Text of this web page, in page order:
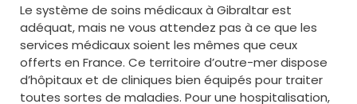
Le système de soins médicaux à Gibraltar est
adéquat, mais ne vous attendez pas à ce que les
services médicaux soient les mêmes que ceux
offerts en France. Ce territoire d’outre-mer dispose
d’hôpitaux et de cliniques bien équipés pour traiter
toutes sortes de maladies. Pour une hospitalisation,